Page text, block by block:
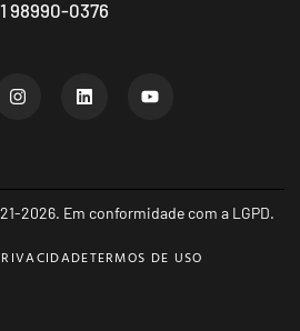
98990-0376
2026. Em conformidade com a LGPD.
TERMOS DE USO